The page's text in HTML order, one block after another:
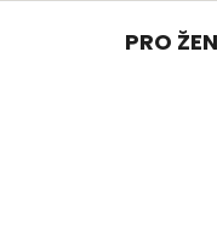
PRO